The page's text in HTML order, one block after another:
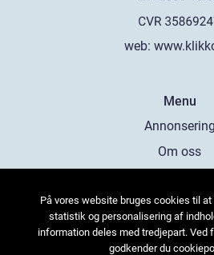
web:
Menu
Annonsering
Om oss
Kontakta
Sitemap
På vores website bruges cookies til
statistik og personalisering af
information deles med tredjepart. Ved
godkender du